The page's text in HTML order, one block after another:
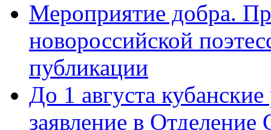
Мероприятие добра.
новороссийской
публикации
До 1 августа
заявление в